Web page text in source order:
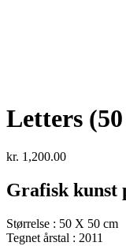
Letters
kr. 1,200.00
Grafisk kunst
Størrelse : 50 X 50 cm
Tegnet årstal : 2011